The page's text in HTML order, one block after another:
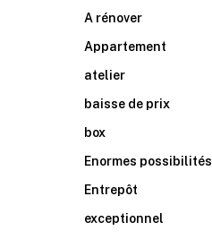
A rénover
Appartement
atelier
baisse de prix
box
Enormes possibilités
Entrepôt
exceptionnel